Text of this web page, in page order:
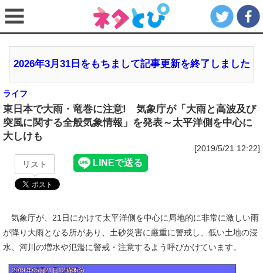
2026年3月31日をもちまして記事更新を終了しました
ライフ
東日本で大雨・竜巻に注意! 気象庁が「大雨と高波及び
突風に関する全般気象情報」を発表～太平洋側を中心に
大しけも
[2019/5/21 12:22]
リスト
気象庁が、21日にかけて太平洋側を中心に局地的に非常に激しい雨
が降り大雨となる所があり、土砂災害に厳重に警戒し、低い土地の浸
水、河川の増水や氾濫に警戒・注意するよう呼びかけています。